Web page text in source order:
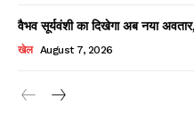
वैभव सूर्यवंशी का दिखेगा अब नया
खेल August 7, 2026